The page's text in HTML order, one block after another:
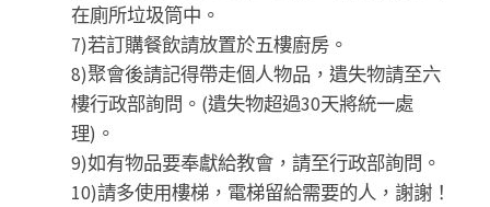
在廁所垃圾筒中。
7)若訂購餐飲請放置於五樓廚房。
8)聚會後請記得帶走個人物品，遺失物請至六
樓行政部詢問。(遺失物超過30天將統一處
理)。
9)如有物品要奉獻給教會，請至行政部詢問。
10)請多使用樓梯，電梯留給需要的人，謝謝！